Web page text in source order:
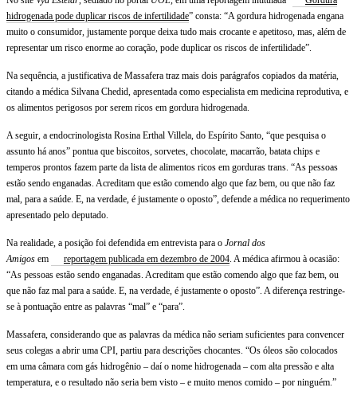
hidrogenada pode duplicar riscos de infertilidade” consta: “A gordura hidrogenada engana
muito o consumidor, justamente porque deixa tudo mais crocante e apetitoso, mas, além de
representar um risco enorme ao coração, pode duplicar os riscos de infertilidade”.
Na sequência, a justificativa de Massafera traz mais dois parágrafos copiados da matéria,
citando a médica Silvana Chedid, apresentada como especialista em medicina reprodutiva, e
os alimentos perigosos por serem ricos em gordura hidrogenada.
A seguir, a endocrinologista Rosina Erthal Villela, do Espírito Santo, “que pesquisa o
assunto há anos” pontua que biscoitos, sorvetes, chocolate, macarrão, batata chips e
temperos prontos fazem parte da lista de alimentos ricos em gorduras trans. “As pessoas
estão sendo enganadas. Acreditam que estão comendo algo que faz bem, ou que não faz
mal, para a saúde. E, na verdade, é justamente o oposto”, defende a médica no requerimento
apresentado pelo deputado.
Na realidade, a posição foi defendida em entrevista para o Jornal dos
Amigos em reportagem publicada em dezembro de 2004. A médica afirmou à ocasião:
“As pessoas estão sendo enganadas. Acreditam que estão comendo algo que faz bem, ou
que não faz mal para a saúde. E, na verdade, é justamente o oposto”. A diferença restringe-
se à pontuação entre as palavras “mal” e “para”.
Massafera, considerando que as palavras da médica não seriam suficientes para convencer
seus colegas a abrir uma CPI, partiu para descrições chocantes. “Os óleos são colocados
em uma câmara com gás hidrogênio – daí o nome hidrogenada – com alta pressão e alta
temperatura, e o resultado não seria bem visto – e muito menos comido – por ninguém.”